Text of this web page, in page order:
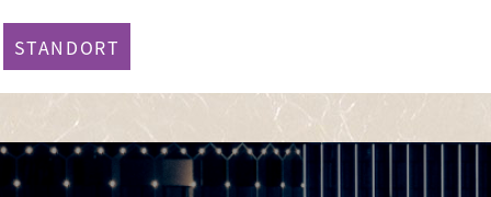
STANDORT